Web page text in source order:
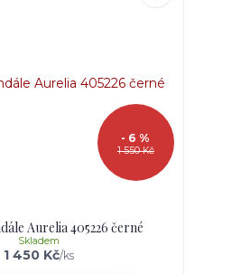
1 550 Kč
- 6 %
Aurelia 405226 černé
1 450 Kč/ks
Skladem